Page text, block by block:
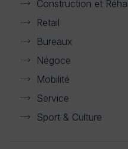
Construction et
Retail
Bureaux
Négoce
Mobilité
Service
Sport & Culture